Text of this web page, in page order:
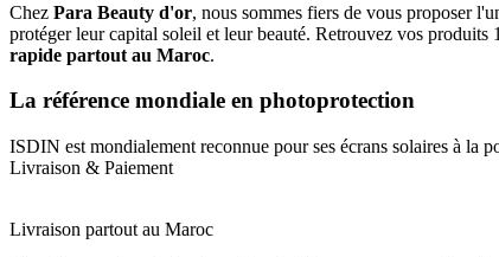
Chez Para Beauty d'or, nous sommes fiers de vous proposer
protéger leur capital soleil et leur beauté. Retrouvez vos
rapide partout au Maroc.
La référence mondiale en photoprotection
ISDIN est mondialement reconnue pour ses écrans solaires à la
Livraison & Paiement
Livraison partout au Maroc